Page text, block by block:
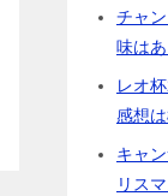
チャ
味は
レオ
感想
キャ
リス